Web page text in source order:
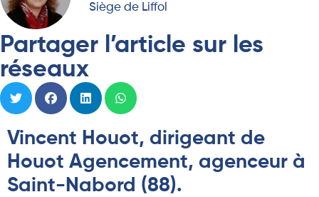
Siège de Liffol
Partager l’article sur les
réseaux
Vincent Houot, dirigeant de
Houot Agencement, agenceur à
Saint-Nabord (88).